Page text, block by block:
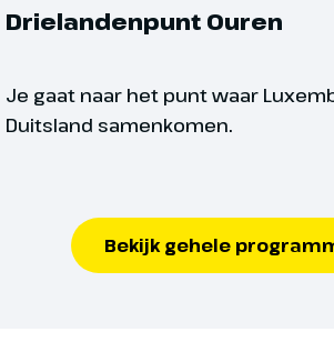
Drielandenpunt Ouren
Je gaat naar het punt waar
Duitsland samenkomen.
Bekijk gehele
/ 's-Gravenvoeren -
fiets je al snel in België en rijd
gevestigd is. Jouw
is Eupen. Eupen is een
met historische gebouwen